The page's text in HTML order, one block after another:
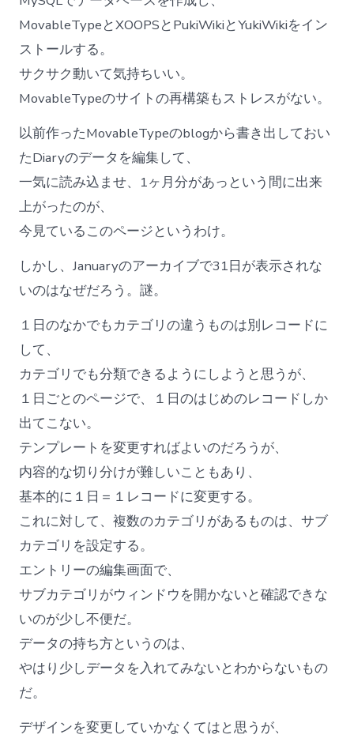
MovableTypeとXOOPSとPukiWikiとYukiWikiをイン
ストールする。
サクサク動いて気持ちいい。
MovableTypeのサイトの再構築もストレスがない。
以前作ったMovableTypeのblogから書き出しておい
たDiaryのデータを編集して、
一気に読み込ませ、1ヶ月分があっという間に出来
上がったのが、
今見ているこのページというわけ。
しかし、Januaryのアーカイブで31日が表示されな
いのはなぜだろう。謎。
１日のなかでもカテゴリの違うものは別レコードに
して、
カテゴリでも分類できるようにしようと思うが、
１日ごとのページで、１日のはじめのレコードしか
出てこない。
テンプレートを変更すればよいのだろうが、
内容的な切り分けが難しいこともあり、
基本的に１日＝１レコードに変更する。
これに対して、複数のカテゴリがあるものは、サブ
カテゴリを設定する。
エントリーの編集画面で、
サブカテゴリがウィンドウを開かないと確認できな
いのが少し不便だ。
データの持ち方というのは、
やはり少しデータを入れてみないとわからないもの
だ。
デザインを変更していかなくてはと思うが、